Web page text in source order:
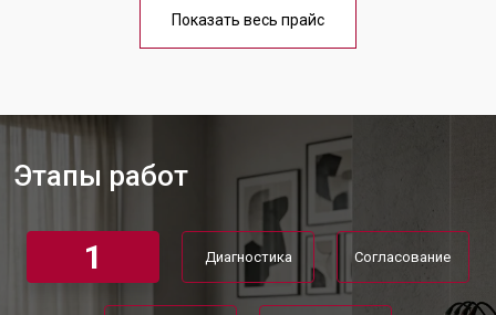
Замена клавиш и уплотнителей от 1000 ₽
Чистка и профилактика
Восстановление после попадания
от 1500 ₽
Прошивка (Обновление ПО) от 1000 ₽
Замена экрана синтезатора Pioneer от 1500 ₽ Заказать
Замена стоковых потенциометров от 2000 ₽ Заказать
Показать весь прайс
Этапы работ
1 Диагностика Согласование